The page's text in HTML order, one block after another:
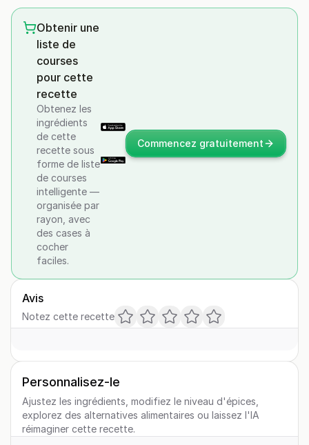
Obtenir une
liste de
courses
pour cette
recette
Obtenez les
ingrédients
de cette
recette sous
forme de liste
de courses
intelligente —
organisée par
rayon, avec
des cases à
cocher
faciles.
Commencez gratuitement
Avis
Notez cette recette
Personnalisez-le
Ajustez les ingrédients, modifiez le niveau d'épices,
explorez des alternatives alimentaires ou laissez l'IA
réimaginer cette recette.